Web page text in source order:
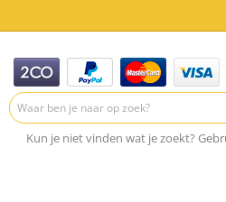
Kun je niet vinden wat je zoekt?